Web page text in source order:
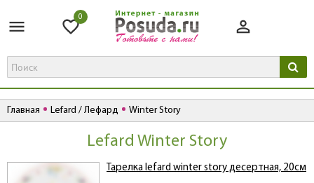
0
Главная Lefard / Лефард Winter Story
Lefard Winter Story
Тарелка lefard winter story десертная, 20см